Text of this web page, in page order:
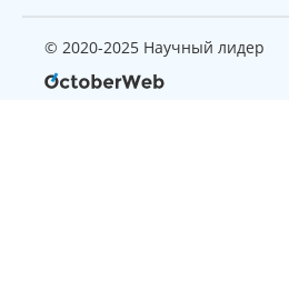
© 2020-2025 Научный лидер